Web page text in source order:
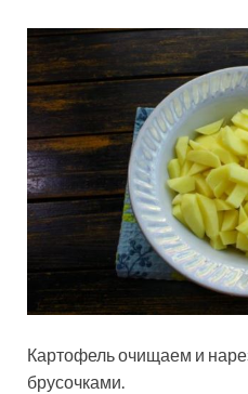
Картофель очищаем и
брусочками.